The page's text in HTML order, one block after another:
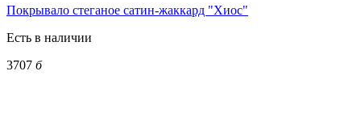
Покрывало стеганое сатин-жаккард "Хиос"
Есть в наличии
3707 б